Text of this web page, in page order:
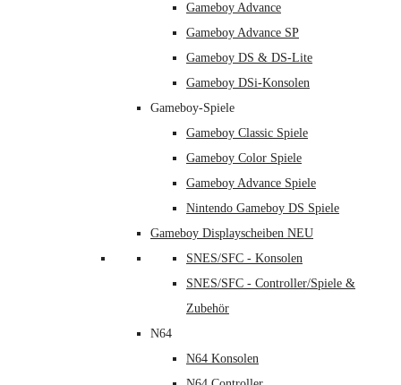
Gameboy Advance
Gameboy Advance SP
Gameboy DS & DS-Lite
Gameboy DSi-Konsolen
Gameboy-Spiele
Gameboy Classic Spiele
Gameboy Color Spiele
Gameboy Advance Spiele
Nintendo Gameboy DS Spiele
Gameboy Displayscheiben NEU
SNES/SFC - Konsolen
SNES/SFC - Controller/Spiele &
Zubehör
N64
N64 Konsolen